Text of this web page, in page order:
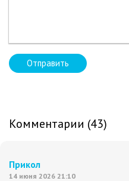
Отправить
Комментарии (43)
Прикол
14 июня 2026 21:10